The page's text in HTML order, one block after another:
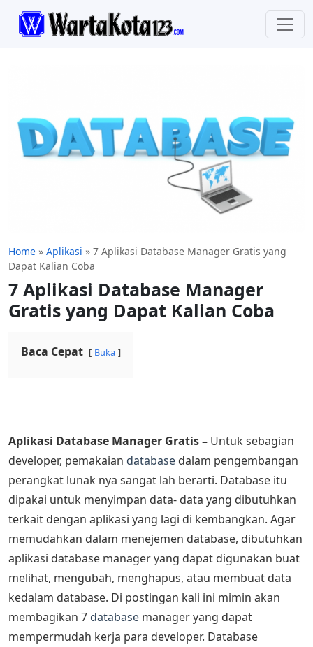
Home » Aplikasi » 7 Aplikasi Database Manager Gratis yang
Dapat Kalian Coba
7 Aplikasi Database Manager
Gratis yang Dapat Kalian Coba
Baca Cepat Buka
Aplikasi Database Manager Gratis – Untuk sebagian
developer, pemakaian database dalam pengembangan
perangkat lunak nya sangat lah berarti. Database itu
dipakai untuk menyimpan data- data yang dibutuhkan
terkait dengan aplikasi yang lagi di kembangkan. Agar
memudahkan dalam menejemen database, dibutuhkan
aplikasi database manager yang dapat digunakan buat
melihat, mengubah, menghapus, atau membuat data
kedalam database. Di postingan kali ini mimin akan
membagikan 7 database manager yang dapat
mempermudah kerja para developer. Database